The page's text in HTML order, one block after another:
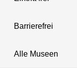
Barrierefrei
Alle Museen